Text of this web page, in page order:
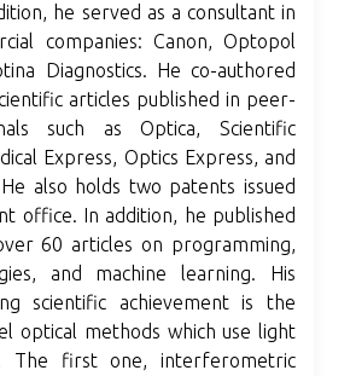
he served as a consultant in
companies: Canon, Optopol
Diagnostics. He co-authored
articles published in peer-
such as Optica, Scientific
Express, Optics Express, and
also holds two patents issued
office. In addition, he published
60 articles on programming,
and machine learning. His
scientific achievement is the
optical methods which use light
The first one, interferometric